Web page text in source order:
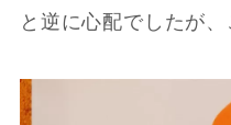
と逆に心配でしたが、